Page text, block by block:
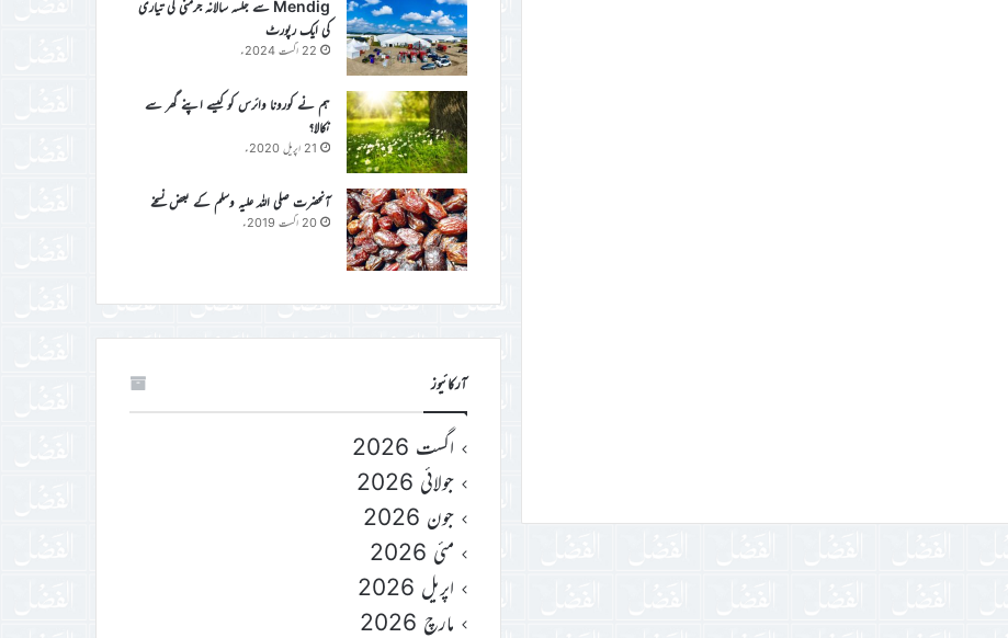
Mendig سے جلسہ سالانہ جرمنی کی تیاری
کی ایک رپورٹ
22 اگست 2024ء
ہم نے کورونا وائرس کو کیسے اپنے گھر سے
نکالا؟
21 اپریل 2020ء
آنحضرت صلی اللہ علیہ وسلم کے بعض نسخے
20 اگست 2019ء
آرکائیوز
اگست 2026
جولائی 2026
جون 2026
مئی 2026
اپریل 2026
مارچ 2026